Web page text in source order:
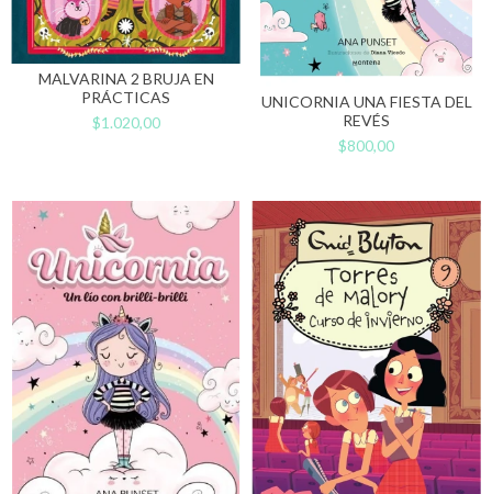
MALVARINA 2 BRUJA EN
PRÁCTICAS
$1.020,00
UNICORNIA UNA FIESTA DEL
REVÉS
$800,00